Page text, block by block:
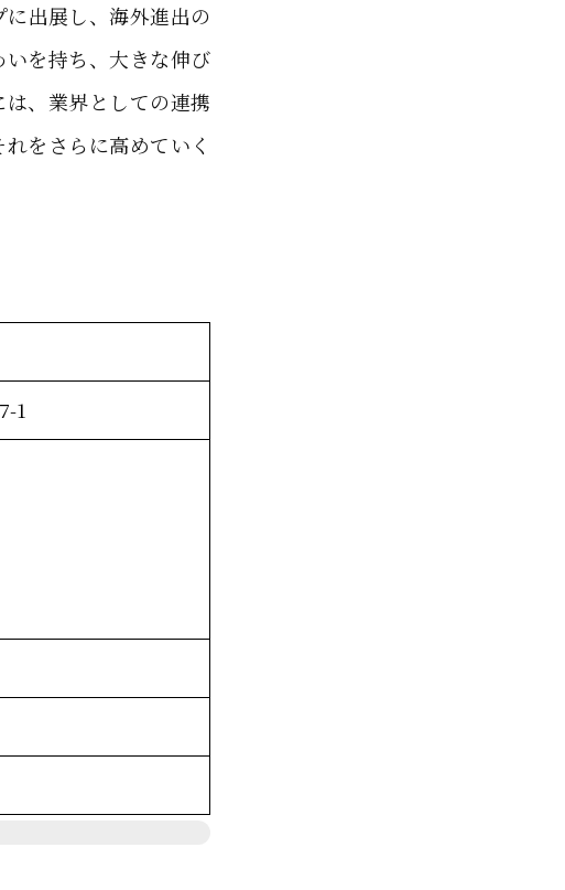
出展し、海外進出の
を持ち、大きな伸び
、業界としての連携
をさらに高めていく
1